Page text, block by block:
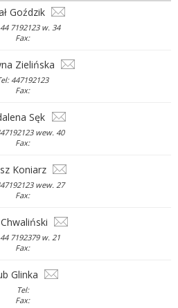
Goździk
7192123 w. 34
Fax:
Zielińska
447192123
Fax:
Sęk
wew. 40
Fax:
Koniarz
wew. 27
Fax:
7192379 w. 21
Fax:
Glinka
Tel:
Fax: